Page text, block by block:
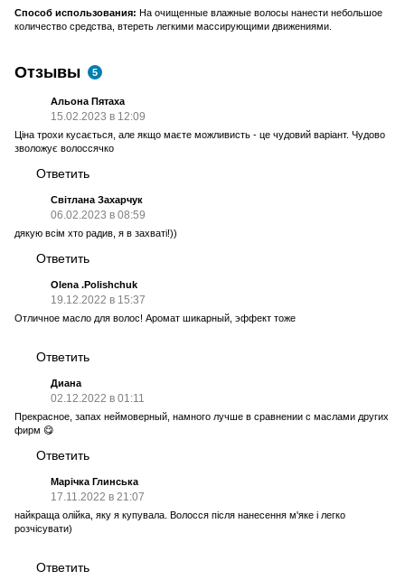
Способ использования: На очищенные влажные волосы нанести небольшое
количество средства, втереть легкими массирующими движениями.
Отзывы 5
Альона Пятаха
15.02.2023 в 12:09
Ціна трохи кусається, але якщо маєте можливисть - це чудовий варіант. Чудово
зволожує волоссячко
Ответить
Світлана Захарчук
06.02.2023 в 08:59
дякую всім хто радив, я в захваті!))
Ответить
Olena .Polishchuk
19.12.2022 в 15:37
Отличное масло для волос! Аромат шикарный, эффект тоже
Ответить
Диана
02.12.2022 в 01:11
Прекрасное, запах неймоверный, намного лучше в сравнении с маслами других
фирм 😋
Ответить
Марічка Глинська
17.11.2022 в 21:07
найкраща олійка, яку я купувала. Волосся після нанесення м'яке і легко
розчісувати)
Ответить